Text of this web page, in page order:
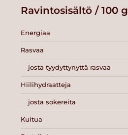
Ravintosisältö / 100 g
Energiaa
Rasvaa
josta tyydyttynyttä rasvaa
Hiilihydraatteja
josta sokereita
Kuitua